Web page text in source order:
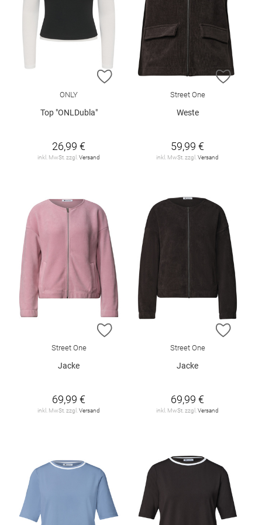
ZUR WUNSCHLISTE HINZUFÜGEN
ONLY
Top "ONLDubla"
26,99 €
inkl. MwSt. zzgl. Versand
ZUR
Street One
Weste
59,99 €
inkl. MwSt. zzgl. Versand
ZUR WUNSCHLISTE HINZUFÜGEN
Street One
Jacke
69,99 €
inkl. MwSt. zzgl.Versand
ZUR
Street One
Jacke
69,99 €
inkl. MwSt. zzgl.Versand